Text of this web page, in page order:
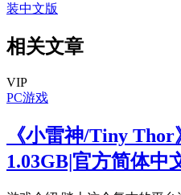
装中文版
相关文章
VIP
PC游戏
《小雷神/Tiny
1.03GB|官方简体中